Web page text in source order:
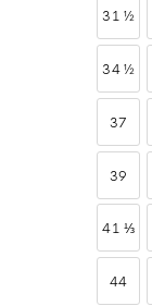
31 ½
34 ½
37
39
41 ⅓
44